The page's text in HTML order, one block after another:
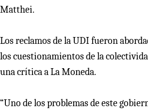
Matthei.
Los reclamos de la UDI fueron
los cuestionamientos de la
una crítica a La Moneda.
“Uno de los problemas de este